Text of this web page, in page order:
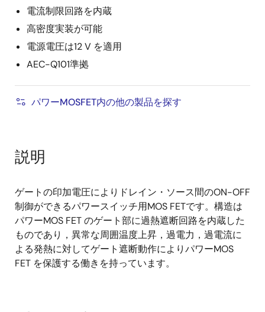
電流制限回路を内蔵
高密度実装が可能
電源電圧は12 V を適用
AEC-Q101準拠
パワーMOSFET内の他の製品を探す
説明
ゲートの印加電圧によりドレイン・ソース間のON-OFF
制御ができるパワースイッチ用MOS FETです。構造は
パワーMOS FET のゲート部に過熱遮断回路を内蔵した
ものであり，異常な周囲温度上昇，過電力，過電流に
よる発熱に対してゲート遮断動作によりパワーMOS
FET を保護する働きを持っています。